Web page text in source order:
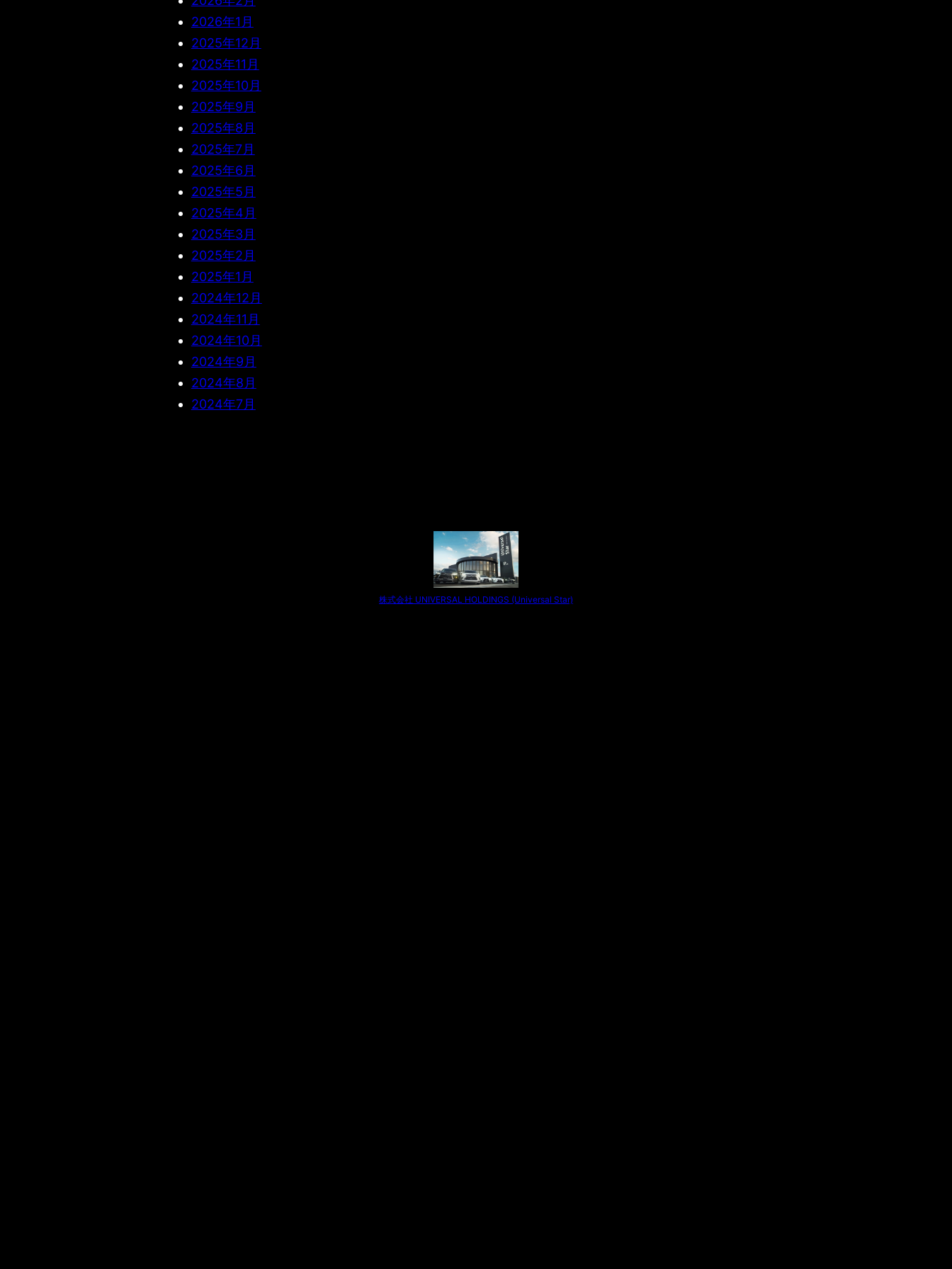
2026年1月
2025年12月
2025年11月
2025年10月
2025年9月
2025年8月
2025年7月
2025年6月
2025年5月
2025年4月
2025年3月
2025年2月
2025年1月
2024年12月
2024年11月
2024年10月
2024年9月
2024年8月
2024年7月
株式会社 UNIVERSAL HOLDINGS (Universal Star)